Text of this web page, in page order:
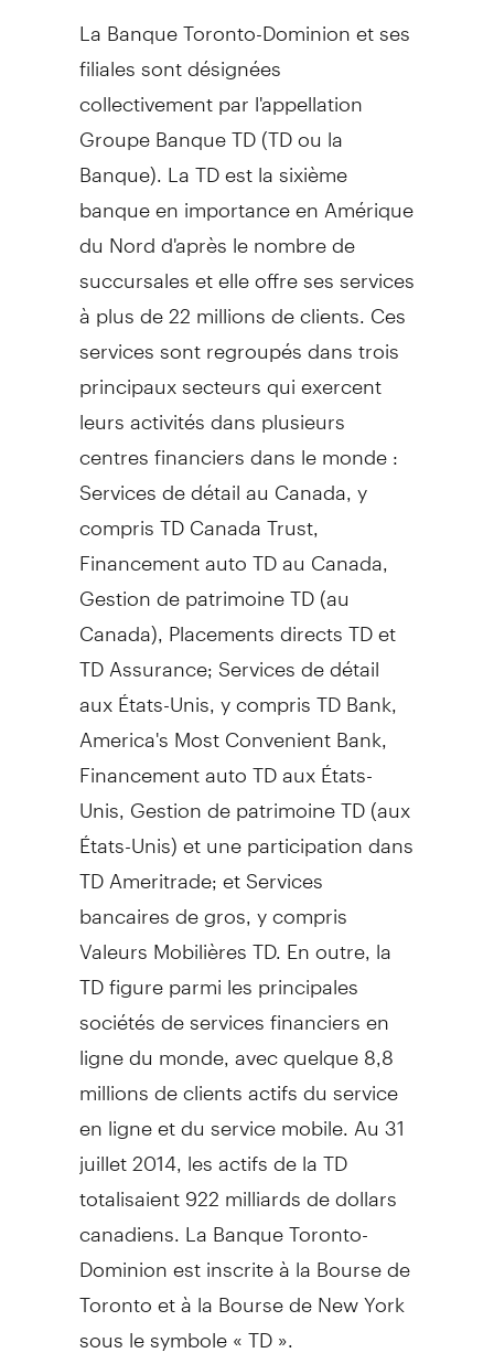
La Banque Toronto-Dominion et ses
filiales sont désignées
collectivement par l'appellation
Groupe Banque TD (TD ou la
Banque). La TD est la sixième
banque en importance en Amérique
du Nord d'après le nombre de
succursales et elle offre ses services
à plus de 22 millions de clients. Ces
services sont regroupés dans trois
principaux secteurs qui exercent
leurs activités dans plusieurs
centres financiers dans le monde :
Services de détail au Canada , y
compris TD Canada Trust,
Financement auto TD au Canada
Gestion depatrimoine TD (au
Canada), Placements directs TD et
TD Assurance; Services de détail
aux États-Unis, y compris TD Bank,
America's Most Convenient Bank,
Financement auto TD aux États-
Unis, Gestion depatrimoine TD (aux
États-Unis) et une participation dans
TD Ameritrade; et Services
bancaires de gros, y compris
Valeurs Mobilières TD. En outre, la
TD figure parmi les principales
sociétés de services financiers en
ligne du monde, avec quelque 8,8
millions de clients actifs du service
en ligne et du service mobile. Au 31
juillet 2014, les actifs de la TD
totalisaient 922 milliards de dollars
canadiens. La Banque Toronto-
Dominion est inscrite à la Bourse de
Torontoet à la Bourse deNew York
sous le symbole « TD ».